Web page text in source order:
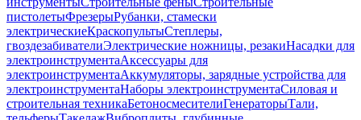
пистолетыФрезерыРубанки, стамески
электрическиеКраскопультыСтеплеры,
гвоздезабивателиЭлектрические ножницы, резакиНасадки для
электроинструментаАксессуары для
электроинструментаАккумуляторы, зарядные устройства для
электроинструментаНаборы электроинструментаСиловая и
строительная техникаБетоносмесителиГенераторыТали,